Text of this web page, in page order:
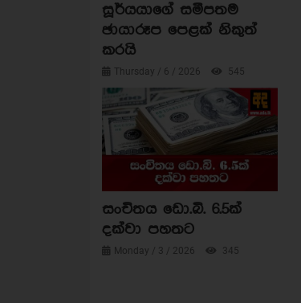
සූර්යයාගේ සමීපතම
ඡායාරූප පෙළක් නිකුත්
කරයි
Thursday / 6 / 2026 545
සංචිතය ඩො.බි. 6.5ක්
දක්වා පහතට
Monday / 3 / 2026 345